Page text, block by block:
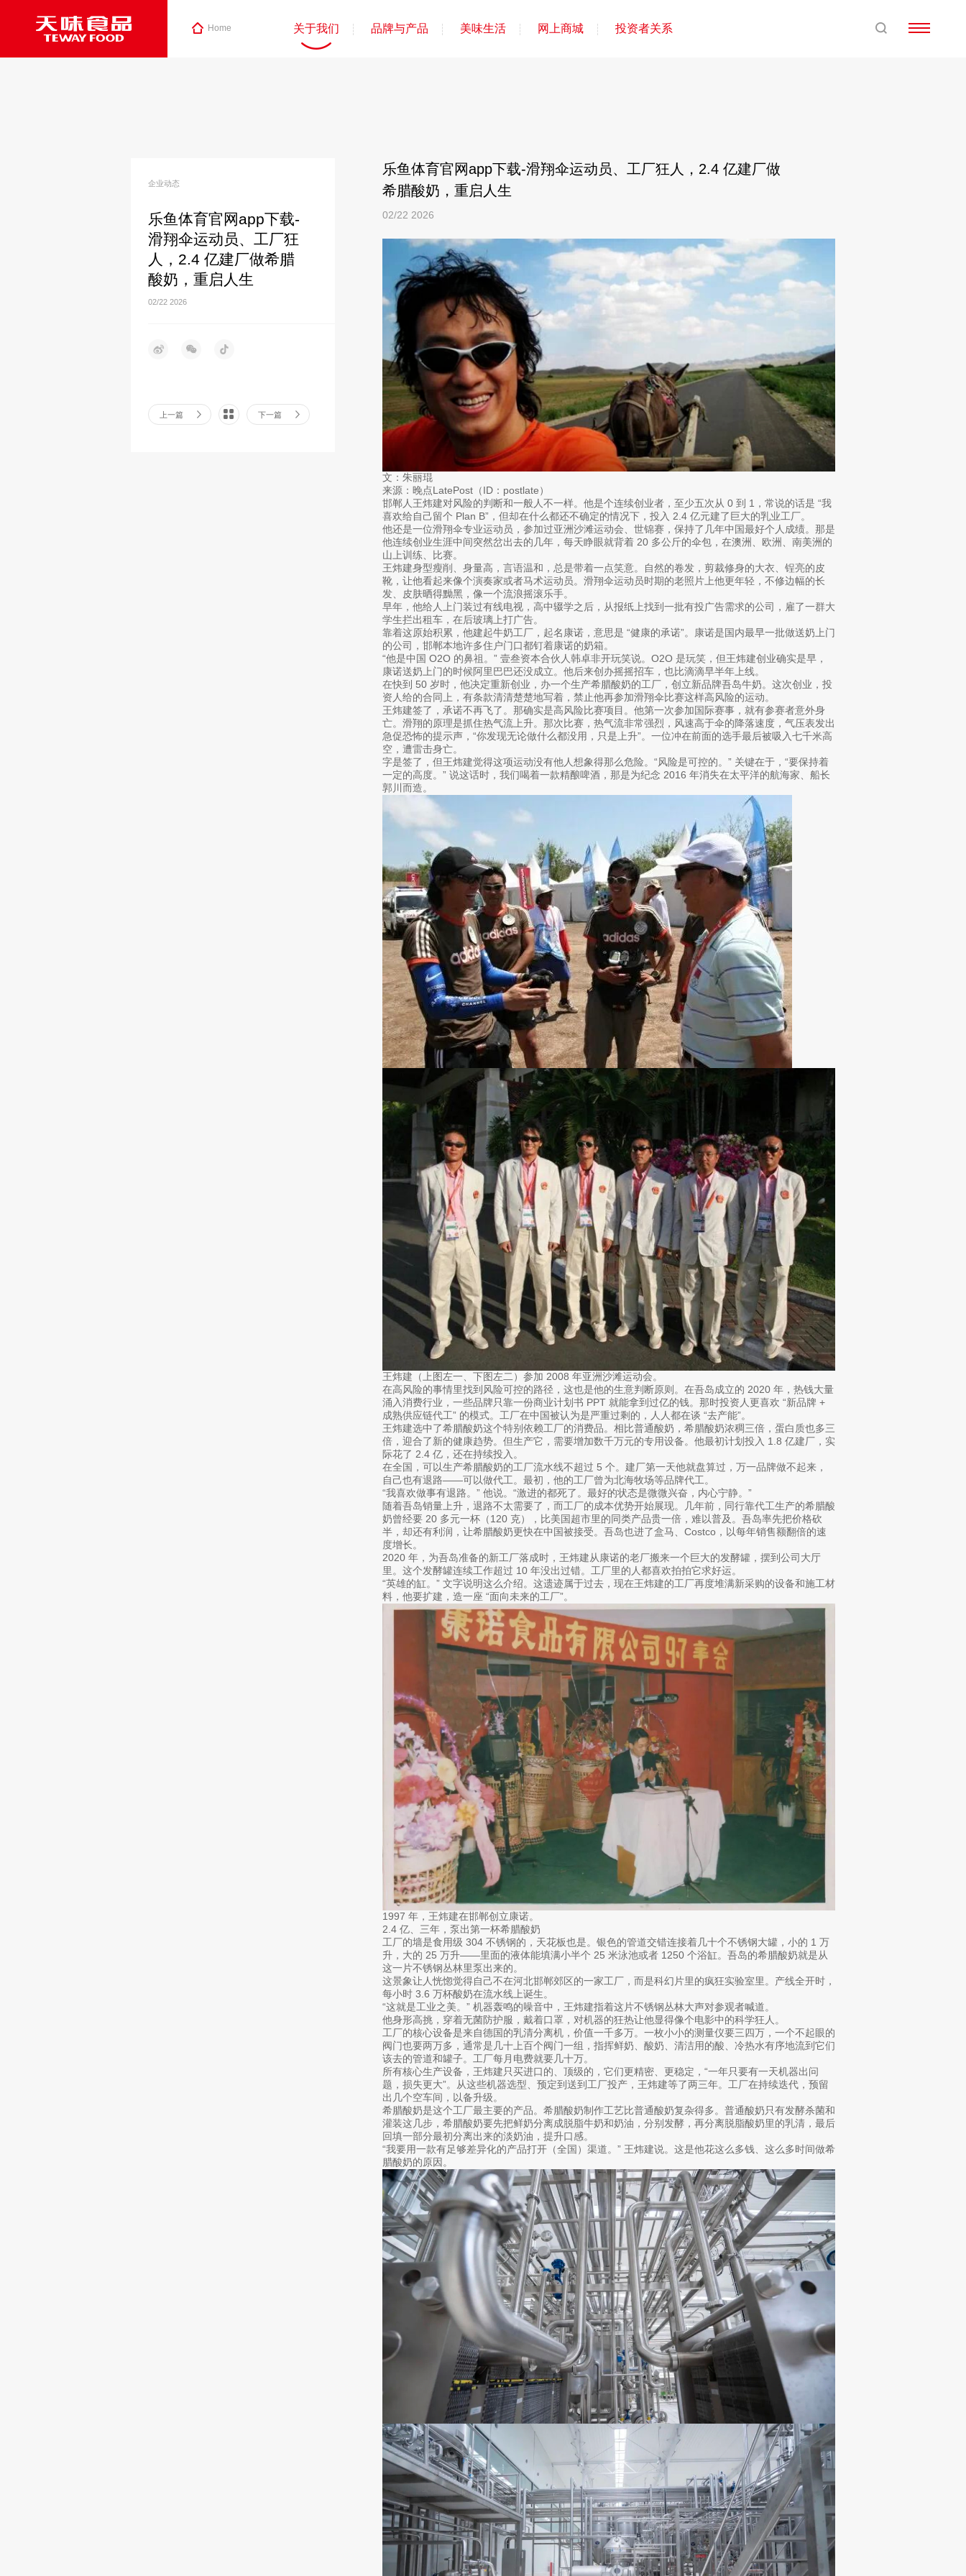
Home 关于我们 品牌与产品 美味生活 网上商城 投资者关系
企业动态
乐鱼体育官网app下载-
滑翔伞运动员、工厂狂
人，2.4 亿建厂做希腊
酸奶，重启人生
02/22 2026
上一篇 下一篇
乐鱼体育官网app下载-滑翔伞运动员、工厂狂人，2.4 亿建厂做
希腊酸奶，重启人生
02/22 2026
文：朱丽琨
来源：晚点LatePost（ID：postlate）
邯郸人王炜建对风险的判断和一般人不一样。他是个连续创业者，至少五次从 0 到 1，常说的话是 “我
喜欢给自己留个 Plan B”，但却在什么都还不确定的情况下，投入 2.4 亿元建了巨大的乳业工厂。
他还是一位滑翔伞专业运动员，参加过亚洲沙滩运动会、世锦赛，保持了几年中国最好个人成绩。那是
他连续创业生涯中间突然岔出去的几年，每天睁眼就背着 20 多公斤的伞包，在澳洲、欧洲、南美洲的
山上训练、比赛。
王炜建身型瘦削、身量高，言语温和，总是带着一点笑意。自然的卷发，剪裁修身的大衣、锃亮的皮
靴，让他看起来像个演奏家或者马术运动员。滑翔伞运动员时期的老照片上他更年轻，不修边幅的长
发、皮肤晒得黝黑，像一个流浪摇滚乐手。
早年，他给人上门装过有线电视，高中辍学之后，从报纸上找到一批有投广告需求的公司，雇了一群大
学生拦出租车，在后玻璃上打广告。
靠着这原始积累，他建起牛奶工厂，起名康诺，意思是 “健康的承诺”。康诺是国内最早一批做送奶上门
的公司，邯郸本地许多住户门口都钉着康诺的奶箱。
“他是中国 O2O 的鼻祖。” 壹叁资本合伙人韩卓非开玩笑说。O2O 是玩笑，但王炜建创业确实是早，
康诺送奶上门的时候阿里巴巴还没成立。他后来创办摇摇招车，也比滴滴早半年上线。
在快到 50 岁时，他决定重新创业，办一个生产希腊酸奶的工厂，创立新品牌吾岛牛奶。这次创业，投
资人给的合同上，有条款清清楚楚地写着，禁止他再参加滑翔伞比赛这样高风险的运动。
王炜建签了，承诺不再飞了。那确实是高风险比赛项目。他第一次参加国际赛事，就有参赛者意外身
亡。滑翔的原理是抓住热气流上升。那次比赛，热气流非常强烈，风速高于伞的降落速度，气压表发出
急促恐怖的提示声，“你发现无论做什么都没用，只是上升”。一位冲在前面的选手最后被吸入七千米高
空，遭雷击身亡。
字是签了，但王炜建觉得这项运动没有他人想象得那么危险。“风险是可控的。” 关键在于，“要保持着
一定的高度。” 说这话时，我们喝着一款精酿啤酒，那是为纪念 2016 年消失在太平洋的航海家、船长
郭川而造。
王炜建（上图左一、下图左二）参加 2008 年亚洲沙滩运动会。
在高风险的事情里找到风险可控的路径，这也是他的生意判断原则。在吾岛成立的 2020 年，热钱大量
涌入消费行业，一些品牌只靠一份商业计划书 PPT 就能拿到过亿的钱。那时投资人更喜欢 “新品牌 +
成熟供应链代工” 的模式。工厂在中国被认为是严重过剩的，人人都在谈 “去产能”。
王炜建选中了希腊酸奶这个特别依赖工厂的消费品。相比普通酸奶，希腊酸奶浓稠三倍，蛋白质也多三
倍，迎合了新的健康趋势。但生产它，需要增加数千万元的专用设备。他最初计划投入 1.8 亿建厂，实
际花了 2.4 亿，还在持续投入。
在全国，可以生产希腊酸奶的工厂流水线不超过 5 个。建厂第一天他就盘算过，万一品牌做不起来，
自己也有退路——可以做代工。最初，他的工厂曾为北海牧场等品牌代工。
“我喜欢做事有退路。” 他说。“激进的都死了。最好的状态是微微兴奋，内心宁静。”
随着吾岛销量上升，退路不太需要了，而工厂的成本优势开始展现。几年前，同行靠代工生产的希腊酸
奶曾经要 20 多元一杯（120 克），比美国超市里的同类产品贵一倍，难以普及。吾岛率先把价格砍
半，却还有利润，让希腊酸奶更快在中国被接受。吾岛也进了盒马、Costco，以每年销售额翻倍的速
度增长。
2020 年，为吾岛准备的新工厂落成时，王炜建从康诺的老厂搬来一个巨大的发酵罐，摆到公司大厅
里。这个发酵罐连续工作超过 10 年没出过错。工厂里的人都喜欢拍拍它求好运。
“英雄的缸。” 文字说明这么介绍。这遗迹属于过去，现在王炜建的工厂再度堆满新采购的设备和施工材
料，他要扩建，造一座 “面向未来的工厂”。
1997 年，王炜建在邯郸创立康诺。
2.4 亿、三年，泵出第一杯希腊酸奶
工厂的墙是食用级 304 不锈钢的，天花板也是。银色的管道交错连接着几十个不锈钢大罐，小的 1 万
升，大的 25 万升——里面的液体能填满小半个 25 米泳池或者 1250 个浴缸。吾岛的希腊酸奶就是从
这一片不锈钢丛林里泵出来的。
这景象让人恍惚觉得自己不在河北邯郸郊区的一家工厂，而是科幻片里的疯狂实验室里。产线全开时，
每小时 3.6 万杯酸奶在流水线上诞生。
“这就是工业之美。” 机器轰鸣的噪音中，王炜建指着这片不锈钢丛林大声对参观者喊道。
他身形高挑，穿着无菌防护服，戴着口罩，对机器的狂热让他显得像个电影中的科学狂人。
工厂的核心设备是来自德国的乳清分离机，价值一千多万。一枚小小的测量仪要三四万，一个不起眼的
阀门也要两万多，通常是几十上百个阀门一组，指挥鲜奶、酸奶、清洁用的酸、冷热水有序地流到它们
该去的管道和罐子。工厂每月电费就要几十万。
所有核心生产设备，王炜建只买进口的、顶级的，它们更精密、更稳定，“一年只要有一天机器出问
题，损失更大”。从这些机器选型、预定到送到工厂投产，王炜建等了两三年。工厂在持续迭代，预留
出几个空车间，以备升级。
希腊酸奶是这个工厂最主要的产品。希腊酸奶制作工艺比普通酸奶复杂得多。普通酸奶只有发酵杀菌和
灌装这几步，希腊酸奶要先把鲜奶分离成脱脂牛奶和奶油，分别发酵，再分离脱脂酸奶里的乳清，最后
回填一部分最初分离出来的淡奶油，提升口感。
“我要用一款有足够差异化的产品打开（全国）渠道。” 王炜建说。这是他花这么多钱、这么多时间做希
腊酸奶的原因。